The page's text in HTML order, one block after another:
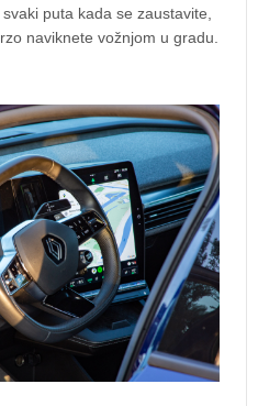
puta kada se zaustavite,
naviknete vožnjom u gradu.